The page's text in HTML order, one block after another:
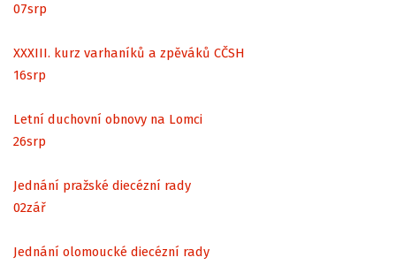
07srp
XXXIII. kurz varhaníků a zpěváků CČSH
16srp
Letní duchovní obnovy na Lomci
26srp
Jednání pražské diecézní rady
02zář
Jednání olomoucké diecézní rady